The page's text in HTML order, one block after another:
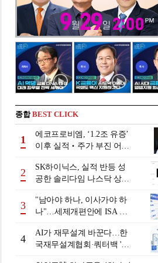
종합BEST CLICK
1
에코프로비엠, ‘1.2조 유증’
이후 실적‧주가 부진 어쩌
2
SK하이닉스, 실적 반등 성
공한 솔리다임 나스닥 상장
3
"남아야 하나, 이사가야 하
나"…세제개편안에 ISA 투
4
AI가 재무설계 바꾼다…한
국재무설계협회·쿼터백 '베